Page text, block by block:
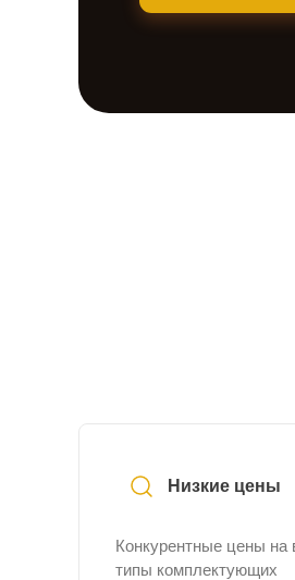
Низкие цены
Конкурентные цены на
типы комплектующих